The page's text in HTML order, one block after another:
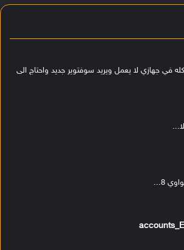
في جهازي لا يعمل ويريد سوفتوير جديد واحتاج الى
8...